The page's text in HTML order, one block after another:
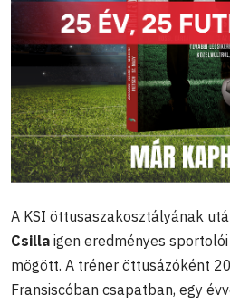
A KSI öttusaszakosztályának
Csilla igen eredményes
mögött. A tréner öttusázóként
Fransiscóban csapatban, egy